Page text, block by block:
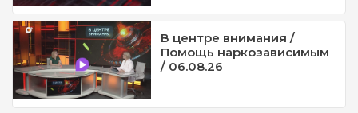
В центре внимания /
Помощь наркозависимым
/ 06.08.26